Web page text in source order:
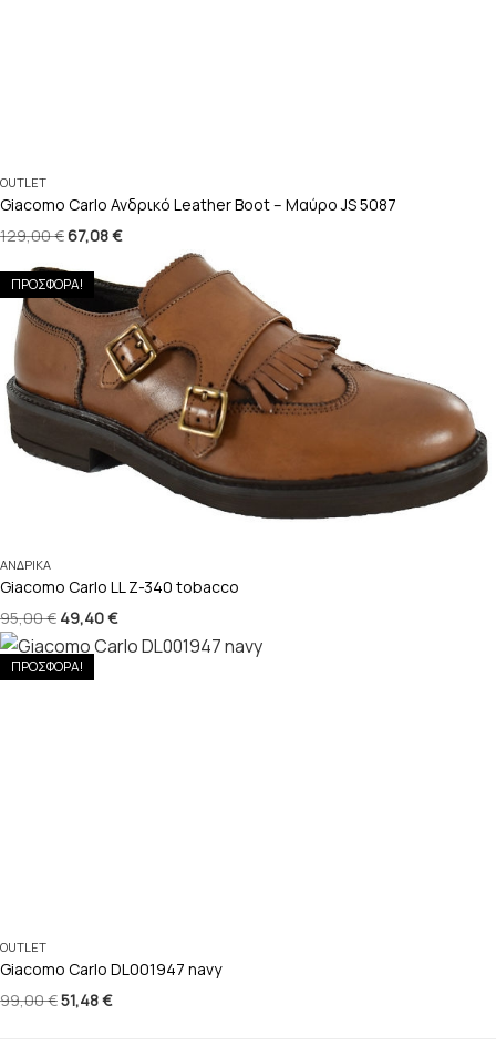
OUTLET
Giacomo Carlo Ανδρικό Leather Boot – Μαύρο JS 5087
129,00€67,08€
ΠΡΟΣΦΟΡΑ!
ΑΝΔΡΙΚΑ
Giacomo Carlo LL Z-340 tobacco
95,00€ 49,40€
ΠΡΟΣΦΟΡΑ!
OUTLET
Giacomo Carlo DL001947 navy
99,00€51,48€